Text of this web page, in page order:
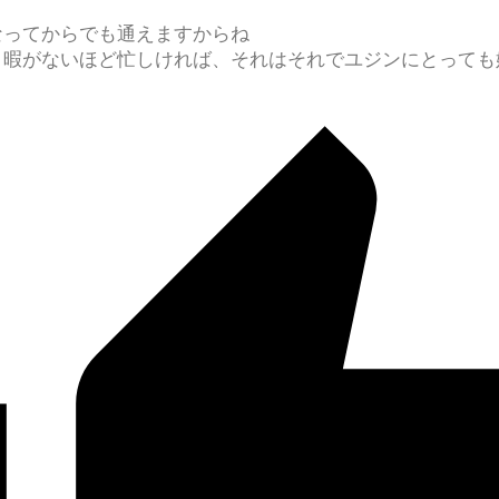
てからでも通えますからね
がないほど忙しければ、それはそれでユジンにとって